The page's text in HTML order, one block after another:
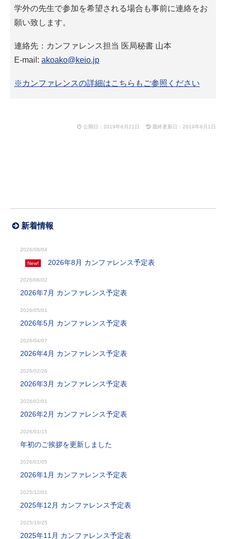
学外の先生で参加を希望される場合も事前に連絡をお
願い致します。
連絡先：カンファレンス担当 医局秘書 山本
E-mail: akoako@keio.jp
※カンファレンスの詳細はこちらもご参照ください
公開日：2019年6月21日 最終更新日：2019年8月1日
新着情報
2026/08/04
New! 2026年8月 カンファレンス予定表
2026/06/02
2026年7月 カンファレンス予定表
2026/05/01
2026年5月 カンファレンス予定表
2026/04/07
2026年4月 カンファレンス予定表
2026/02/26
2026年3月 カンファレンス予定表
2026/02/01
2026年2月 カンファレンス予定表
2026/01/15
年初のご挨拶を更新しました
2026/01/05
2026年1月 カンファレンス予定表
2025/12/01
2025年12月 カンファレンス予定表
2025/10/25
2025年11月 カンファレンス予定表